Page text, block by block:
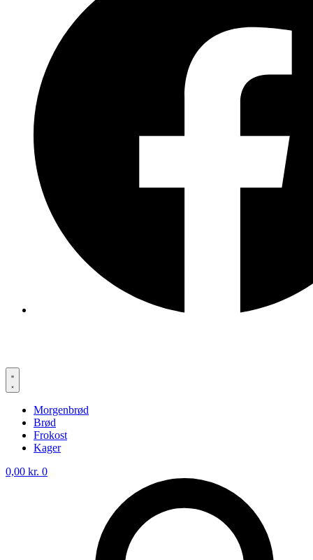
Morgenbrød
Brød
Frokost
Kager
0,00 kr. 0